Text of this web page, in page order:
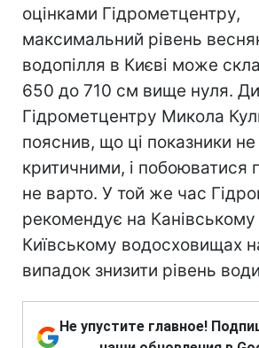
оцінками Гідрометцентру,
максимальний рівень
водопілля в Києві може
650 до 710 см вище нуля.
Гідрометцентру Микола
пояснив, що ці показники не
критичними, і побоюватися
не варто. У той же час
рекомендує на Канівському
Київському водосховищах
випадок знизити рівень
Не упустите главное!